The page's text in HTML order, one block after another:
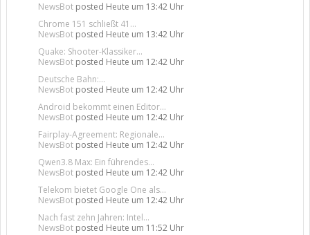
NewsBot posted Heute um 13:42 Uhr
Chrome 151 schließt 41...
NewsBot posted Heute um 13:42 Uhr
Quake: Shooter-Klassiker...
NewsBot posted Heute um 12:42 Uhr
Deutsche Bahn:...
NewsBot posted Heute um 12:42 Uhr
Android bekommt einen Editor...
NewsBot posted Heute um 12:42 Uhr
Fairplay-Agreement: Regionale...
NewsBot posted Heute um 12:42 Uhr
Qwen3.8 Max: Ein führendes...
NewsBot posted Heute um 12:42 Uhr
Telekom bietet Google One als...
NewsBot posted Heute um 12:42 Uhr
Nach fast zehn Jahren: Intel...
NewsBot posted Heute um 11:52 Uhr